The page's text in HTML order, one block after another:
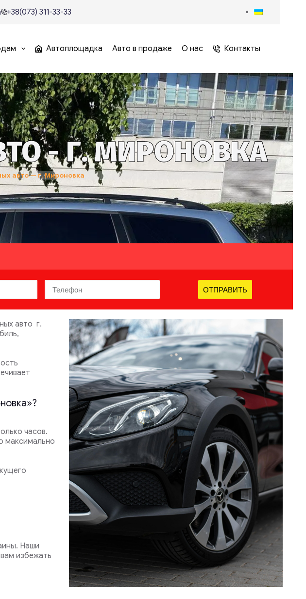
+38(073) 311-33-33
Автоплощадка Авто в продаже О нас Контакты
- Г. МИРОНОВКА
авто — г. Мироновка
ОТПРАВИТЬ
авто г.
часов.
максимально
Наши
избежать